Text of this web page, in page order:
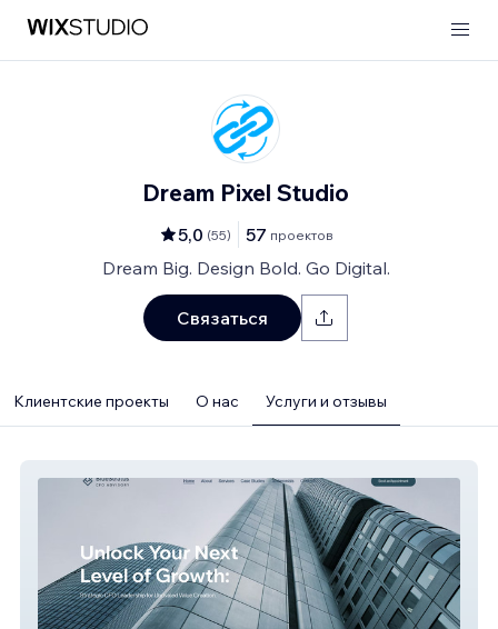
Dream Pixel Studio
5,0 (55) 57 проектов
Dream Big. Design Bold. Go Digital.
Связаться
Клиентские проекты О нас Услуги и отзывы